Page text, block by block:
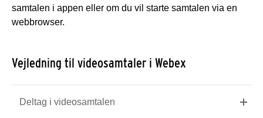
samtalen i appen eller om du vil starte samtalen via en
webbrowser.
Vejledning til videosamtaler i Webex
Deltag i videosamtalen